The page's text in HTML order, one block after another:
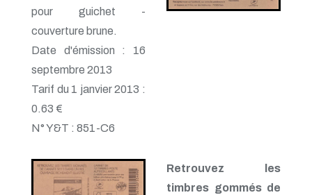
pour guichet -
couverture brune.
Date d'émission : 16
septembre 2013
Tarif du 1 janvier 2013 :
0.63 €
N° Y&T : 851-C6
Retrouvez les
timbres gommés de